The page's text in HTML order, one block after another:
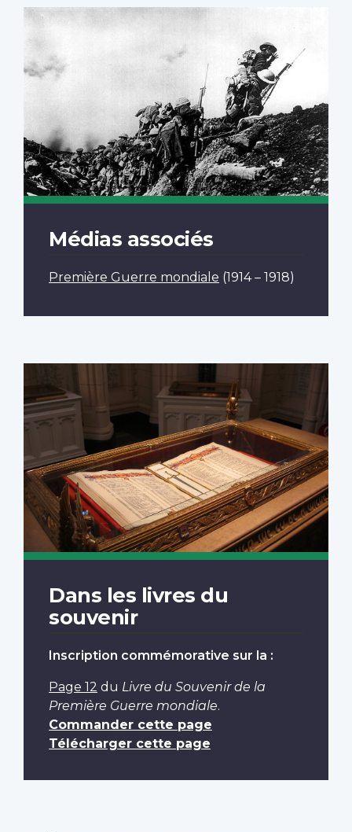
Médias associés
Première Guerre mondiale (1914 – 1918)
Dans les livres du
souvenir
Inscription commémorative sur la :
Page 12 du Livre du Souvenir de la
Première Guerre mondiale.
Commander cette page
Télécharger cette page